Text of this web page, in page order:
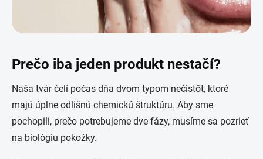
Prečo iba jeden produkt nestačí?
Naša tvár čelí počas dňa dvom typom nečistôt, ktoré
majú úplne odlišnú chemickú štruktúru. Aby sme
pochopili, prečo potrebujeme dve fázy, musíme sa pozrieť
na biológiu pokožky.